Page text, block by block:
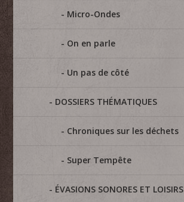
Micro-Ondes
On en parle
Un pas de côté
DOSSIERS THÉMATIQUES
Chroniques sur les déchets
Super Tempête
ÉVASIONS SONORES ET LOISIRS